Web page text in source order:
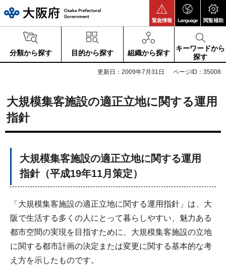
緊急情報 Language 閲覧補助
分類から探す 目的から探す 組織から探す
キーワードから
探す
更新日：2009年7月31日 ページID：35008
大規模集客施設の適正立地に関する運用
指針
大規模集客施設の適正立地に関する運用
指針（平成19年11月策定）
「大規模集客施設の適正立地に関する運用指針」は、大
阪で生活する多くの人にとって暮らしやすい、魅力ある
都市空間の実現を目指すために、大規模集客施設の立地
に関する都市計画の決定または変更に関する基本的な考
え方を示したものです。